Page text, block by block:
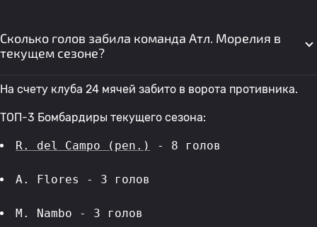
Сколько голов забила команда Атл. Морелия в
текущем сезоне?
На счету клуба 24 мячей забито в ворота противника.
ТОП-3 Бомбардиры текущего сезона:
R. del Campo (pen.) - 8 голов
A. Flores - 3 голов
M. Nambo - 3 голов